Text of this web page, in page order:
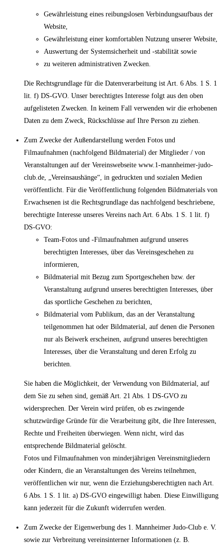
Gewährleistung eines reibungslosen Verbindungsaufbaus der
Website,
Gewährleistung einer komfortablen Nutzung unserer Website,
Auswertung der Systemsicherheit und -stabilität sowie
zu weiteren administrativen Zwecken.
Die Rechtsgrundlage für die Datenverarbeitung ist Art. 6 Abs. 1 S. 1
lit. f) DS-GVO. Unser berechtigtes Interesse folgt aus den oben
aufgelisteten Zwecken. In keinem Fall verwenden wir die erhobenen
Daten zu dem Zweck, Rückschlüsse auf Ihre Person zu ziehen.
Zum Zwecke der Außendarstellung werden Fotos und
Filmaufnahmen (nachfolgend Bildmaterial) der Mitglieder / von
Veranstaltungen auf der Vereinswebseite www.1-mannheimer-judo-
club.de, „Vereinsaushänge“, in gedruckten und sozialen Medien
veröffentlicht. Für die Veröffentlichung folgenden Bildmaterials von
Erwachsenen ist die Rechtsgrundlage das nachfolgend beschriebene,
berechtigte Interesse unseres Vereins nach Art. 6 Abs. 1 S. 1 lit. f)
DS-GVO:
Team-Fotos und -Filmaufnahmen aufgrund unseres
berechtigten Interesses, über das Vereinsgeschehen zu
informieren,
Bildmaterial mit Bezug zum Sportgeschehen bzw. der
Veranstaltung aufgrund unseres berechtigten Interesses, über
das sportliche Geschehen zu berichten,
Bildmaterial vom Publikum, das an der Veranstaltung
teilgenommen hat oder Bildmaterial, auf denen die Personen
nur als Beiwerk erscheinen, aufgrund unseres berechtigten
Interesses, über die Veranstaltung und deren Erfolg zu
berichten.
Sie haben die Möglichkeit, der Verwendung von Bildmaterial, auf
dem Sie zu sehen sind, gemäß Art. 21 Abs. 1 DS-GVO zu
widersprechen. Der Verein wird prüfen, ob es zwingende
schutzwürdige Gründe für die Verarbeitung gibt, die Ihre Interessen,
Rechte und Freiheiten überwiegen. Wenn nicht, wird das
entsprechende Bildmaterial gelöscht.
Fotos und Filmaufnahmen von minderjährigen Vereinsmitgliedern
oder Kindern, die an Veranstaltungen des Vereins teilnehmen,
veröffentlichen wir nur, wenn die Erziehungsberechtigten nach Art.
6 Abs. 1 S. 1 lit. a) DS-GVO eingewilligt haben. Diese Einwilligung
kann jederzeit für die Zukunft widerrufen werden.
Zum Zwecke der Eigenwerbung des 1. Mannheimer Judo-Club e. V.
sowie zur Verbreitung vereinsinterner Informationen (z. B.